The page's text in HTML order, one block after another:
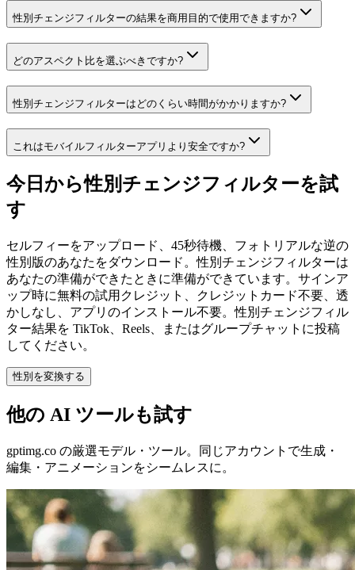
性別チェンジフィルターの結果を商用目的で使用できますか?
どのアスペクト比を選ぶべきですか?
性別チェンジフィルターはどのくらい時間がかかりますか?
これはモバイルフィルターアプリより安全ですか?
今日から性別チェンジフィルターを試
す
セルフィーをアップロード、45秒待機、フォトリアルな逆の
性別版のあなたをダウンロード。性別チェンジフィルターは
あなたの準備ができたときに準備ができています。サインア
ップ時に無料の試用クレジット、クレジットカード不要、透
かしなし、アプリのインストール不要。性別チェンジフィル
ター結果を TikTok、Reels、またはグループチャットに投稿
してください。
性別を変換する
他の AI ツールも試す
gptimg.co の厳選モデル・ツール。同じアカウントで生成・
編集・アニメーションをシームレスに。